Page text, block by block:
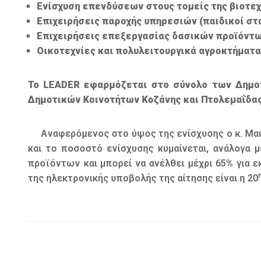
Ενίσχυση επενδύσεων στους τομείς της
Επιχειρήσεις παροχής υπηρεσιών (παιδικοί
Επιχειρήσεις επεξεργασίας δασικών
Οικοτεχνίες και πολυλειτουργικά αγροκτήματα
Το LEADER εφαρμόζεται στο σύνολο των
Δημοτικών Κοινοτήτων Κοζάνης και
Αναφερόμενος στο ύψος της ενίσχυσης ο κ.
και το ποσοστό ενίσχυσης κυμαίνεται,
προϊόντων και μπορεί να ανέλθει μέχρι 65% για
της ηλεκτρονικής υποβολής της αίτησης είναι η 20